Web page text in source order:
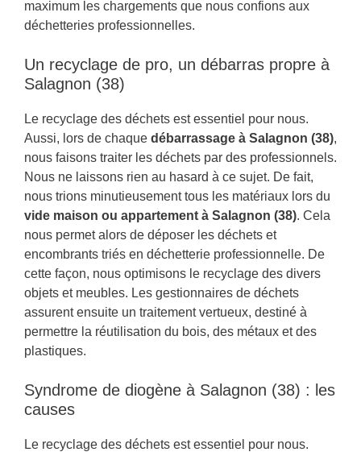
maximum les chargements que nous confions aux
déchetteries professionnelles.
Un recyclage de pro, un débarras propre à
Salagnon (38)
Le recyclage des déchets est essentiel pour nous.
Aussi, lors de chaque débarrassage à Salagnon (38),
nous faisons traiter les déchets par des professionnels.
Nous ne laissons rien au hasard à ce sujet. De fait,
nous trions minutieusement tous les matériaux lors du
vide maison ou appartement à Salagnon (38). Cela
nous permet alors de déposer les déchets et
encombrants triés en déchetterie professionnelle. De
cette façon, nous optimisons le recyclage des divers
objets et meubles. Les gestionnaires de déchets
assurent ensuite un traitement vertueux, destiné à
permettre la réutilisation du bois, des métaux et des
plastiques.
Syndrome de diogène à Salagnon (38) : les
causes
Le recyclage des déchets est essentiel pour nous.